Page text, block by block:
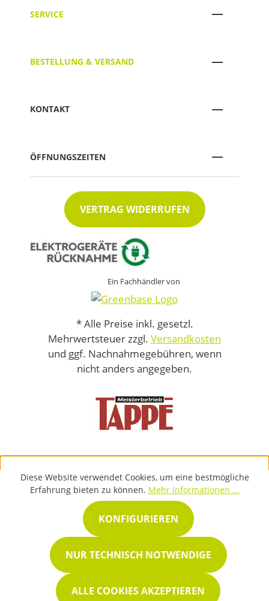
SERVICE
BESTELLUNG & VERSAND
KONTAKT
ÖFFNUNGSZEITEN
VERTRAG WIDERRUFEN
Ein Fachhändler von
* Alle Preise inkl. gesetzl.
Mehrwertsteuer zzgl. Versandkosten
und ggf. Nachnahmegebühren, wenn
nicht anders angegeben.
Diese Website verwendet Cookies, um eine bestmögliche
Erfahrung bieten zu können. Mehr Informationen ...
NUR TECHNISCH NOTWENDIGE
KONFIGURIEREN
ALLE COOKIES AKZEPTIEREN